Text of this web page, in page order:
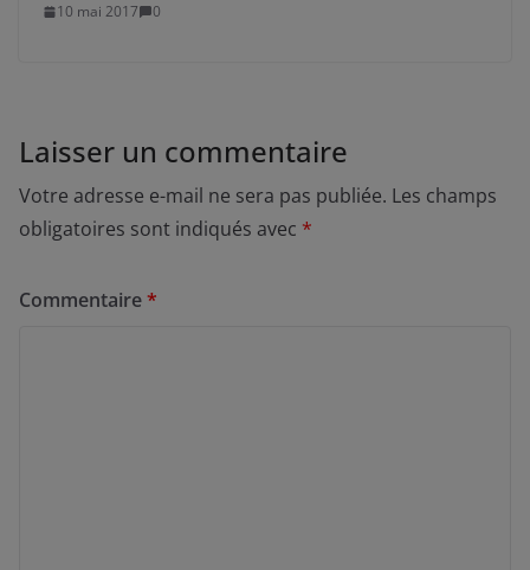
10 mai 2017 0
Laisser un commentaire
Votre adresse e-mail ne sera pas publiée. Les champs
obligatoires sont indiqués avec *
Commentaire*